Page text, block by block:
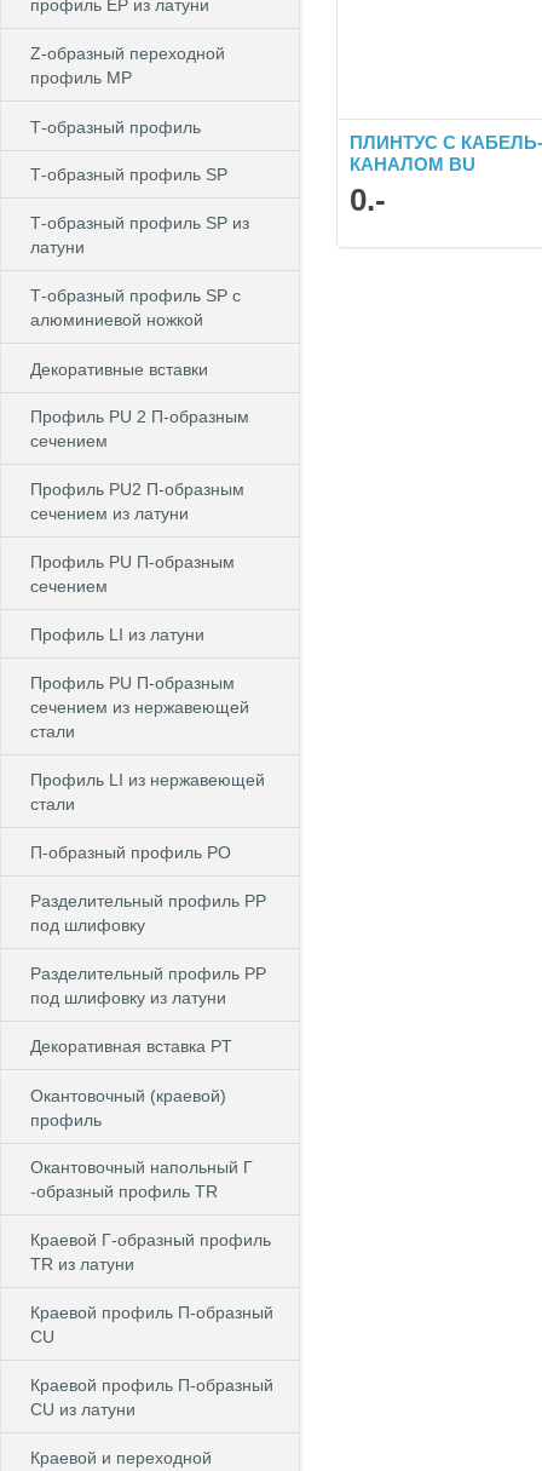
профиль EP из латуни
Z-образный переходной
профиль MP
Т-образный профиль
Т-образный профиль SP
Т-образный профиль SP из
латуни
Т-образный профиль SP c
алюминиевой ножкой
Декоративные вставки
Профиль PU 2 П-образным
сечением
Профиль PU2 П-образным
сечением из латуни
Профиль PU П-образным
сечением
Профиль LI из латуни
Профиль PU П-образным
сечением из нержавеющей
стали
Профиль LI из нержавеющей
стали
П-образный профиль PO
Разделительный профиль PP
под шлифовку
Разделительный профиль PP
под шлифовку из латуни
Декоративная вставка PT
Окантовочный (краевой)
профиль
Окантовочный напольный Г
-образный профиль TR
Краевой Г-образный профиль
TR из латуни
Краевой профиль П-образный
CU
Краевой профиль П-образный
CU из латуни
Краевой и переходной
ПЛИНТУС С КАБЕЛЬ-
КАНАЛОМ BU
0.-